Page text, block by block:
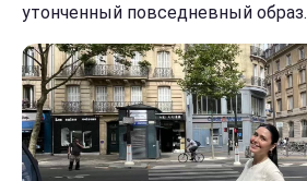
утонченный повседневный образ.